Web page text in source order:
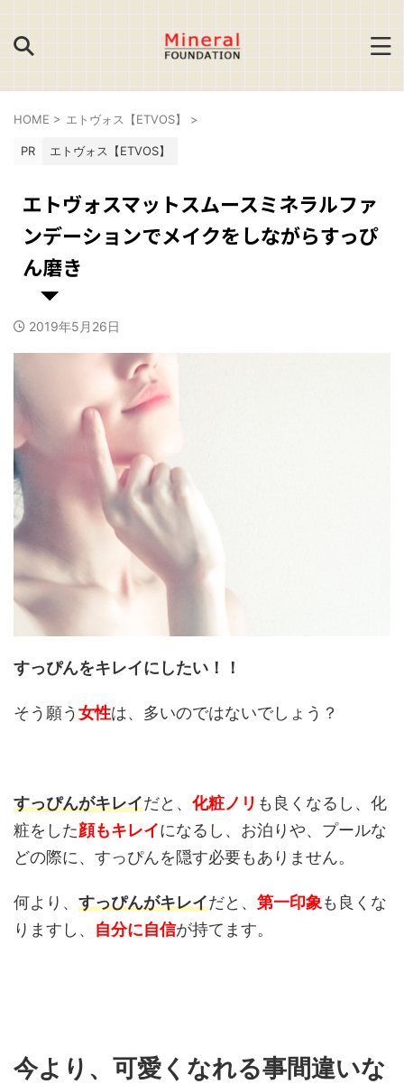
HOME > エトヴォス【ETVOS】 >
PR エトヴォス【ETVOS】
エトヴォスマットスムースミネラルファ
ンデーションでメイクをしながらすっぴ
ん磨き
2019年5月26日
すっぴんをキレイにしたい！！
そう願う女性は、多いのではないでしょう？
すっぴんがキレイだと、 化粧ノリ も良くなるし、化
粧をした顔もキレイになるし、お泊りや、プールな
どの際に、すっぴんを隠す必要もありません。
何より、 すっぴんがキレイだと、 第一印象も良くな
りますし、 自分に自信が持てます。
今より、可愛くなれる事間違いな